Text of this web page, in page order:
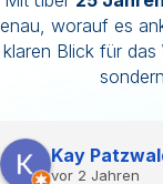
worauf es
klaren Blick für das
Gerhard
vor 4 Jahren